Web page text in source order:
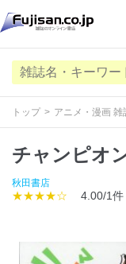
トップ アニメ・漫画 雑
チャンピオ
秋田書店
★★★★☆ 4.00/1件